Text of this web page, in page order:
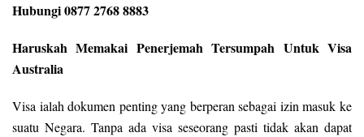
Hubungi 0877 2768 8883
Haruskah Memakai Penerjemah Tersumpah Untuk Visa
Australia
Visa ialah dokumen penting yang berperan sebagai izin masuk ke
suatu Negara. Tanpa ada visa seseorang pasti tidak akan dapat